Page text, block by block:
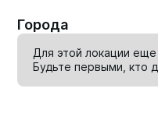
Города
Для этой локации
Будьте первыми, кто